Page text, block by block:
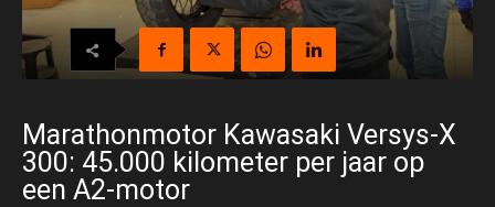
Marathonmotor Kawasaki Versys-X
300: 45.000 kilometer per jaar op
een A2-motor